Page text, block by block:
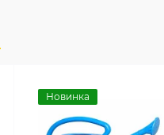
Новинка